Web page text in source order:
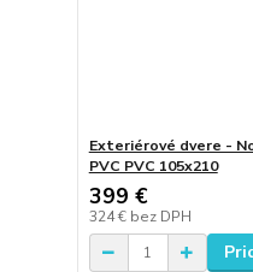
Exteriérové dvere -
PVC PVC 105x210
399 €
324 € bez DPH